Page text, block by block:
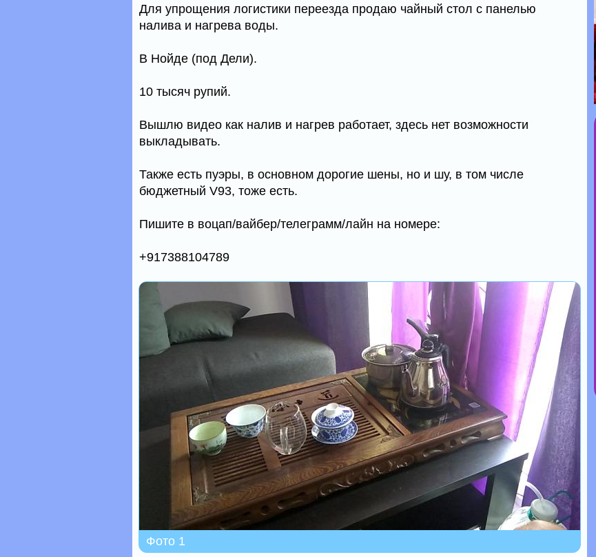
Для упрощения логистики переезда продаю чайный стол с панелью
налива и нагрева воды.
В Нойде (под Дели).
10 тысяч рупий.
Вышлю видео как налив и нагрев работает, здесь нет возможности
выкладывать.
Также есть пуэры, в основном дорогие шены, но и шу, в том числе
бюджетный V93, тоже есть.
Пишите в воцап/вайбер/телеграмм/лайн на номере:
+917388104789
Фото 1